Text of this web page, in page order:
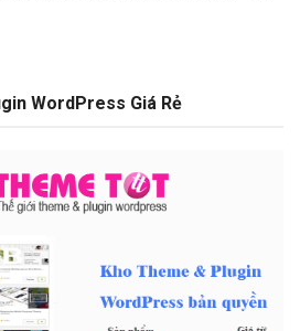
WordPress Giá Rẻ